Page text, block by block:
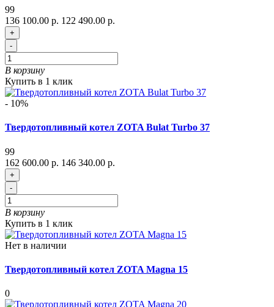
99
136 100.00 р. 122 490.00 р.
+
-
В корзину
Купить в 1 клик
- 10%
Твердотопливный котел ZOTA Bulat Turbo 37
99
162 600.00 р. 146 340.00 р.
+
-
В корзину
Купить в 1 клик
Нет в наличии
Твердотопливный котел ZOTA Magna 15
0